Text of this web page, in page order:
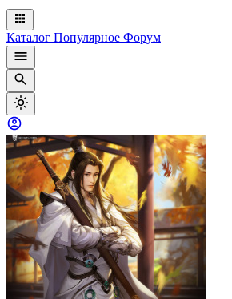
Каталог Популярное Форум